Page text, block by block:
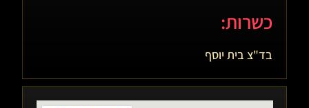
כשרות:
בד"צ בית יוסף